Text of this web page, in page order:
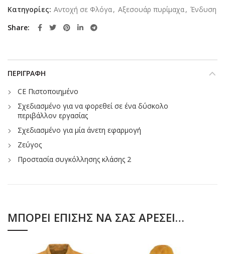
Κατηγορίες: Αντοχή σε Φλόγα, Αξεσουάρ πυρίμαχα, Ένδυση
Share
ΠΕΡΙΓΡΑΦΉ
CE Πιστοποιημένο
Σχεδιασμένο για να φορεθεί σε ένα δύσκολο
περιβάλλον εργασίας
Σχεδιασμένο για μία άνετη εφαρμογή
Ζεύγος
Προστασία συγκόλλησης κλάσης 2
ΜΠΟΡΕΊ ΕΠΊΣΗΣ ΝΑ ΣΑΣ ΑΡΈΣΕΙ…